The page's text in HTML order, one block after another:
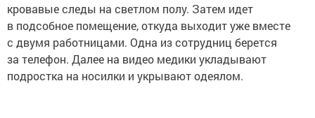
кровавые следы на светлом полу. Затем идет
в подсобное помещение, откуда выходит уже вместе
с двумя работницами. Одна из сотрудниц берется
за телефон. Далее на видео медики укладывают
подростка на носилки и укрывают одеялом.